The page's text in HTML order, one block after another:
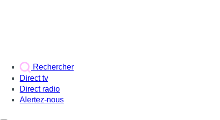
Rechercher
Direct tv
Direct radio
Alertez-nous